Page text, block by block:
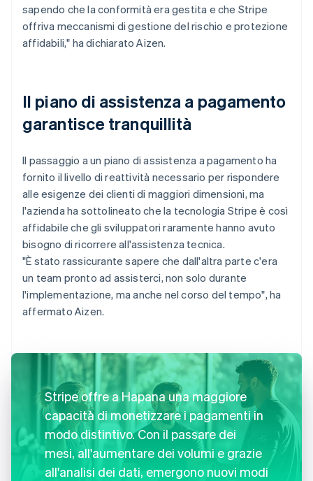
sapendo che la conformità era gestita e che Stripe
offriva meccanismi di gestione del rischio e protezione
affidabili," ha dichiarato Aizen.
Il piano di assistenza a pagamento
garantisce tranquillità
Il passaggio a un piano di assistenza a pagamento ha
fornito il livello di reattività necessario per rispondere
alle esigenze dei clienti di maggiori dimensioni, ma
l'azienda ha sottolineato che la tecnologia Stripe è così
affidabile che gli sviluppatori raramente hanno avuto
bisogno di ricorrere all'assistenza tecnica.
"È stato rassicurante sapere che dall'altra parte c'era
un team pronto ad assisterci, non solo durante
l'implementazione, ma anche nel corso del tempo", ha
affermato Aizen.
Stripe offre a Hapana una maggiore
capacità di monetizzare i pagamenti in
modo distintivo. Con il passare dei
mesi, all'aumentare dei volumi e grazie
all'analisi dei dati, emergono nuovi modi